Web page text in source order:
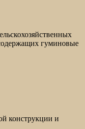
гуминовые
конструкции и